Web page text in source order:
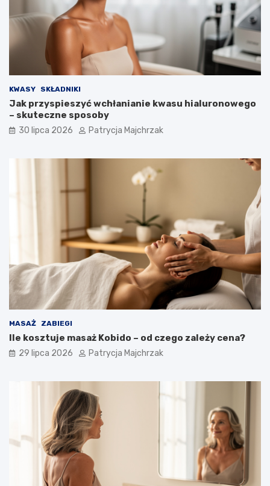
KWASY SKŁADNIKI
Jak przyspieszyć wchłanianie kwasu hialuronowego
– skuteczne sposoby
30 lipca 2026 Patrycja Majchrzak
MASAŻ ZABIEGI
Ile kosztuje masaż Kobido – od czego zależy cena?
29 lipca 2026 Patrycja Majchrzak